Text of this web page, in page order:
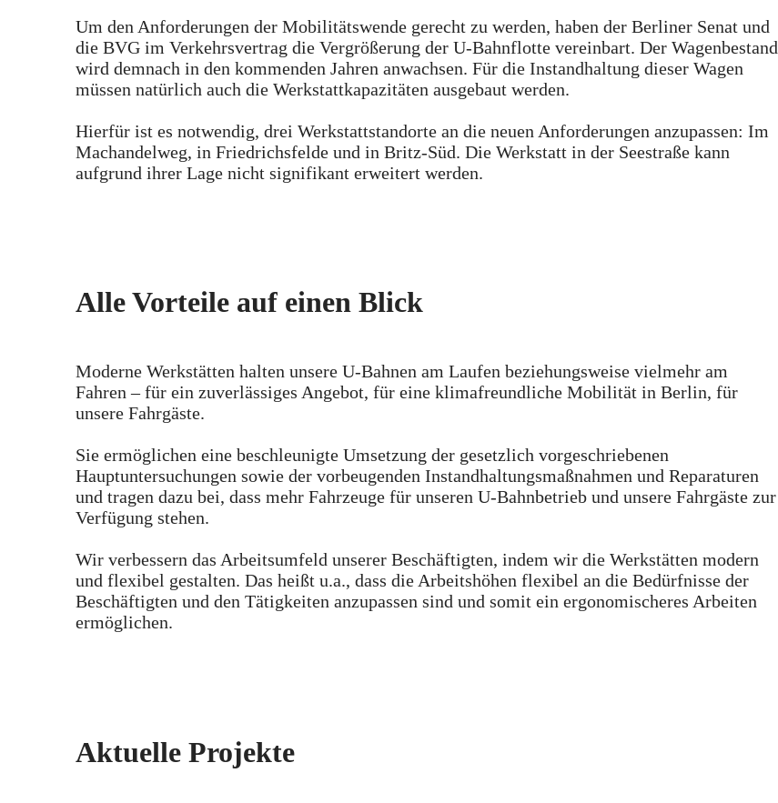
Um den Anforderungen der Mobilitätswende gerecht zu werden, haben der Berliner Senat und
die BVG im Verkehrsvertrag die Vergrößerung der U-Bahnflotte vereinbart. Der Wagenbestand
wird demnach in den kommenden Jahren anwachsen. Für die Instandhaltung dieser Wagen
müssen natürlich auch die Werkstattkapazitäten ausgebaut werden.
Hierfür ist es notwendig, drei Werkstattstandorte an die neuen Anforderungen anzupassen: Im
Machandelweg, in Friedrichsfelde und in Britz-Süd. Die Werkstatt in der Seestraße kann
aufgrund ihrer Lage nicht signifikant erweitert werden.
Alle Vorteile auf einen Blick
Moderne Werkstätten halten unsere U-Bahnen am Laufen beziehungsweise vielmehr am
Fahren – für ein zuverlässiges Angebot, für eine klimafreundliche Mobilität in Berlin, für
unsere Fahrgäste.
Sie ermöglichen eine beschleunigte Umsetzung der gesetzlich vorgeschriebenen
Hauptuntersuchungen sowie der vorbeugenden Instandhaltungsmaßnahmen und Reparaturen
und tragen dazu bei, dass mehr Fahrzeuge für unseren U-Bahnbetrieb und unsere Fahrgäste zur
Verfügung stehen.
Wir verbessern das Arbeitsumfeld unserer Beschäftigten, indem wir die Werkstätten modern
und flexibel gestalten. Das heißt u.a., dass die Arbeitshöhen flexibel an die Bedürfnisse der
Beschäftigten und den Tätigkeiten anzupassen sind und somit ein ergonomischeres Arbeiten
ermöglichen.
Aktuelle Projekte